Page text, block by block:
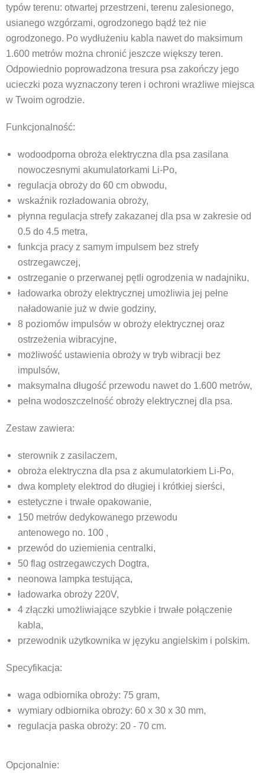
typów terenu: otwartej przestrzeni, terenu zalesionego,
usianego wzgórzami, ogrodzonego bądź też nie
ogrodzonego. Po wydłużeniu kabla nawet do maksimum
1.600 metrów można chronić jeszcze większy teren.
Odpowiednio poprowadzona tresura psa zakończy jego
ucieczki poza wyznaczony teren i ochroni wrażliwe miejsca
w Twoim ogrodzie.
Funkcjonalność:
wodoodporna obroża elektryczna dla psa zasilana
nowoczesnymi akumulatorkami Li-Po,
regulacja obroży do 60 cm obwodu,
wskaźnik rozładowania obroży,
płynna regulacja strefy zakazanej dla psa w zakresie od
0.5 do 4.5 metra,
funkcja pracy z samym impulsem bez strefy
ostrzegawczej,
ostrzeganie o przerwanej pętli ogrodzenia w nadajniku,
ładowarka obroży elektrycznej umożliwia jej pełne
naładowanie już w dwie godziny,
8 poziomów impulsów w obroży elektrycznej oraz
ostrzeżenia wibracyjne,
możliwość ustawienia obroży w tryb wibracji bez
impulsów,
maksymalna długość przewodu nawet do 1.600 metrów,
pełna wodoszczelność obroży elektrycznej dla psa.
Zestaw zawiera:
sterownik z zasilaczem,
obroża elektryczna dla psa z akumulatorkiem Li-Po,
dwa komplety elektrod do długiej i krótkiej sierści,
estetyczne i trwałe opakowanie,
150 metrów dedykowanego przewodu
antenowego no. 100 ,
przewód do uziemienia centralki,
50 flag ostrzegawczych Dogtra,
neonowa lampka testująca,
ładowarka obroży 220V,
4 złączki umożliwiające szybkie i trwałe połączenie
kabla,
przewodnik użytkownika w języku angielskim i polskim.
Specyfikacja:
waga odbiornika obroży: 75 gram,
wymiary odbiornika obroży: 60 x 30 x 30 mm,
regulacja paska obroży: 20 - 70 cm.
Opcjonalnie: